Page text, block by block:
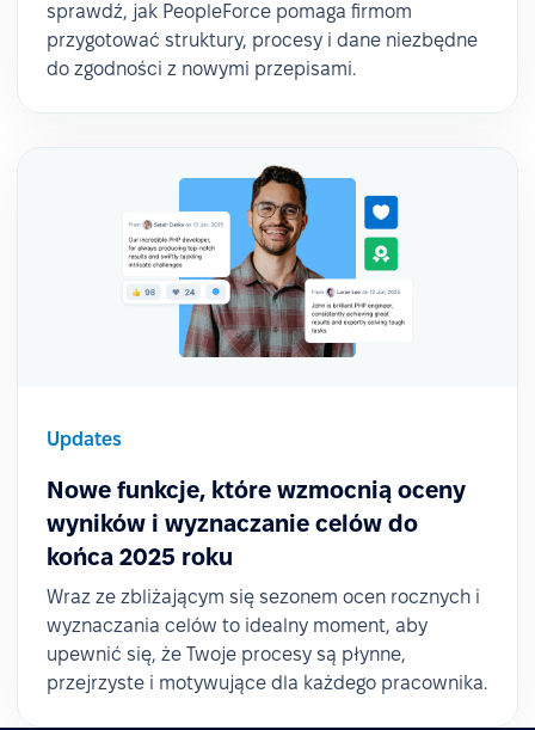
sprawdź, jak PeopleForce pomaga firmom
przygotować struktury, procesy i dane niezbędne
do zgodności z nowymi przepisami.
Updates
Nowe funkcje, które wzmocnią oceny
wyników i wyznaczanie celów do
końca 2025 roku
Wraz ze zbliżającym się sezonem ocen rocznych i
wyznaczania celów to idealny moment, aby
upewnić się, że Twoje procesy są płynne,
przejrzyste i motywujące dla każdego pracownika.